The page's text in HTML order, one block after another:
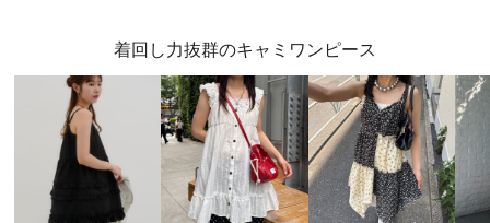
着回し力抜群のキャミワンピース